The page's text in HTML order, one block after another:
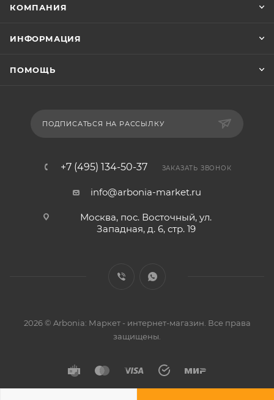
КОМПАНИЯ
ИНФОРМАЦИЯ
ПОМОЩЬ
ПОДПИСАТЬСЯ НА РАССЫЛКУ
+7 (495) 134-50-37 ЗАКАЗАТЬ ЗВОНОК
info@arbonia-market.ru
Москва, пос. Восточный, ул.
Западная, д. 6, стр. 19
2026 © Arbonia: Маркет - интернет-магазин. Все права
защищены.